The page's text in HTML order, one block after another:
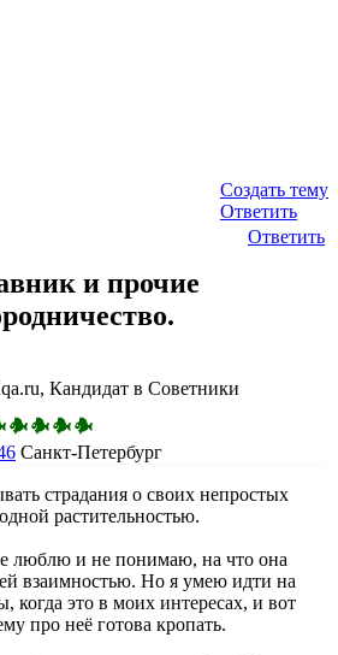
Создать тему
Ответить
Ответить
и прочие
Кандидат в Советники
Санкт-Петербург
страдания о своих непростых
растительностью.
люблю и не понимаю, на что она
взаимностью. Но я умею идти на
когда это в моих интересах, и вот
про неё готова кропать.